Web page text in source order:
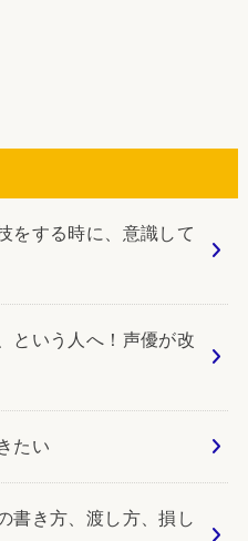
をする時に、意識して
という人へ！声優が改
たい
書き方、渡し方、損し